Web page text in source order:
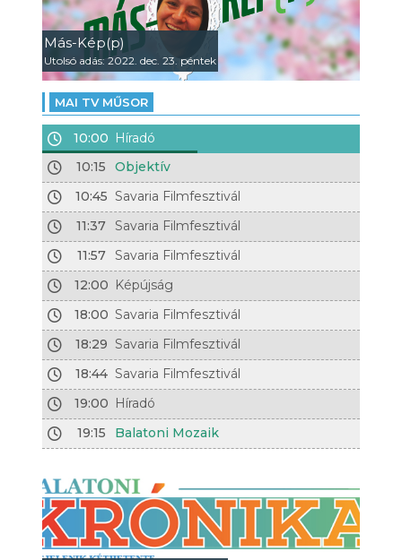
Más-Kép(p)
Utolsó adás: 2022. dec. 23. péntek
MAI TV MŰSOR
10:00 Híradó
10:15
Objektív
10:45 Savaria Filmfesztivál
11:37
Savaria Filmfesztivál
11:57 Savaria Filmfesztivál
12:00 Képújság
18:00 Savaria Filmfesztivál
18:29 Savaria Filmfesztivál
18:44 Savaria Filmfesztivál
19:00 Híradó
19:15
Balatoni Mozaik